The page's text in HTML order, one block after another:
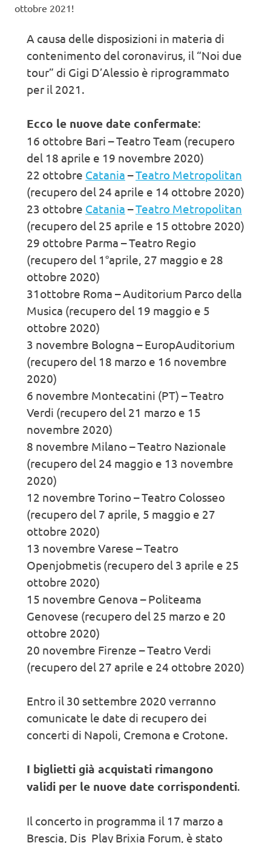
ottobre 2021!
A causa delle disposizioni in materia di
contenimento del coronavirus, il “Noi due
tour” di Gigi D’Alessio è riprogrammato
per il 2021.
Ecco le nuove date confermate:
16 ottobre Bari – Teatro Team (recupero
del 18 aprile e 19 novembre 2020)
22 ottobre Catania –Teatro Metropolitan
(recupero del 24 aprile e 14 ottobre 2020)
23 ottobre Catania –Teatro Metropolitan
(recupero del 25 aprile e 15 ottobre 2020)
29 ottobre Parma – Teatro Regio
(recupero del 1°aprile, 27 maggio e 28
ottobre 2020)
31ottobre Roma – Auditorium Parco della
Musica (recupero del 19 maggio e 5
ottobre 2020)
3 novembre Bologna – EuropAuditorium
(recupero del 18 marzo e 16 novembre
2020)
6 novembre Montecatini (PT) – Teatro
Verdi (recupero del 21 marzo e 15
novembre 2020)
8 novembre Milano – Teatro Nazionale
(recupero del 24 maggio e 13 novembre
2020)
12 novembre Torino – Teatro Colosseo
(recupero del 7 aprile, 5 maggio e 27
ottobre 2020)
13 novembre Varese – Teatro
Openjobmetis (recupero del 3 aprile e 25
ottobre 2020)
15 novembre Genova – Politeama
Genovese (recupero del 25 marzo e 20
ottobre 2020)
20 novembre Firenze – Teatro Verdi
(recupero del 27 aprile e 24 ottobre 2020)
Entro il 30 settembre 2020 verranno
comunicate le date di recupero dei
concerti di Napoli, Cremona e Crotone.
I biglietti già acquistati rimangono
validi per le nuove date corrispondenti.
Il concerto in programma il 17 marzo a
Brescia, Dis_Play Brixia Forum, è stato